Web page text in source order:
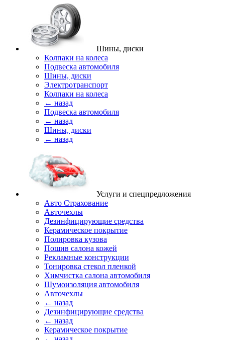
Шины, диски
Колпаки на колеса
Подвеска автомобиля
Шины, диски
Электротранспорт
Колпаки на колеса
← назад
Подвеска автомобиля
← назад
Шины, диски
← назад
Услуги и спецпредложения
Авто Страхование
Авточехлы
Дезинфицирующие средства
Керамическое покрытие
Полировка кузова
Пошив салона кожей
Рекламные конструкции
Тонировка стекол пленкой
Химчистка салона автомобиля
Шумоизоляция автомобиля
Авточехлы
← назад
Дезинфицирующие средства
← назад
Керамическое покрытие